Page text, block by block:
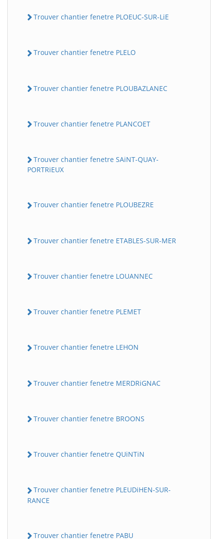
Trouver chantier fenetre PLOEUC-SUR-LiE
Trouver chantier fenetre PLELO
Trouver chantier fenetre PLOUBAZLANEC
Trouver chantier fenetre PLANCOET
Trouver chantier fenetre SAiNT-QUAY-
PORTRiEUX
Trouver chantier fenetre PLOUBEZRE
Trouver chantier fenetre ETABLES-SUR-MER
Trouver chantier fenetre LOUANNEC
Trouver chantier fenetre PLEMET
Trouver chantier fenetre LEHON
Trouver chantier fenetre MERDRiGNAC
Trouver chantier fenetre BROONS
Trouver chantier fenetre QUiNTiN
Trouver chantier fenetre PLEUDiHEN-SUR-
RANCE
Trouver chantier fenetre PABU